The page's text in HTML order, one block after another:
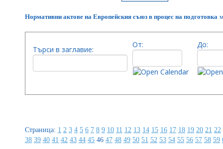
Нормативни актове на Европейския съюз в процес на подготовка
Търси в заглавие:
От: До:
Страница: 1 2 3 4 5 6 7 8 9 10 11 12 13 14 15 16 17 18 19 20 21 22
38 39 40 41 42 43 44 45 46 47 48 49 50 51 52 53 54 55 56 57 58 59